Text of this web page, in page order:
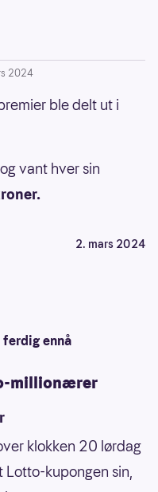
2024
ble delt ut i
vant hver sin
2. mars 2024
ennå
millionærer
klokken 20 lørdag
Lotto-kupongen sin,